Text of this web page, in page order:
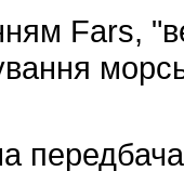
Fars,